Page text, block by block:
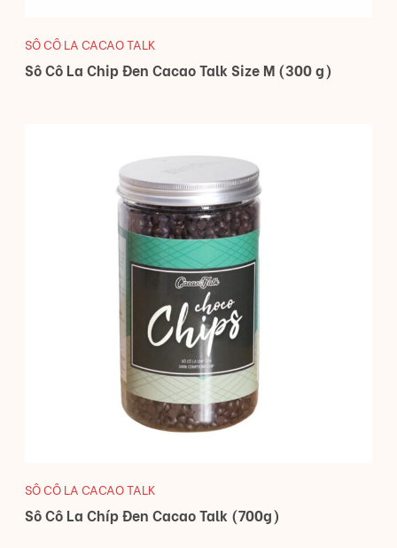
SÔ CÔ LA CACAO TALK
Sô Cô La Chip Đen Cacao Talk Size M (300 g)
SÔ CÔ LA CACAO TALK
Sô Cô La Chíp Đen Cacao Talk (700g)